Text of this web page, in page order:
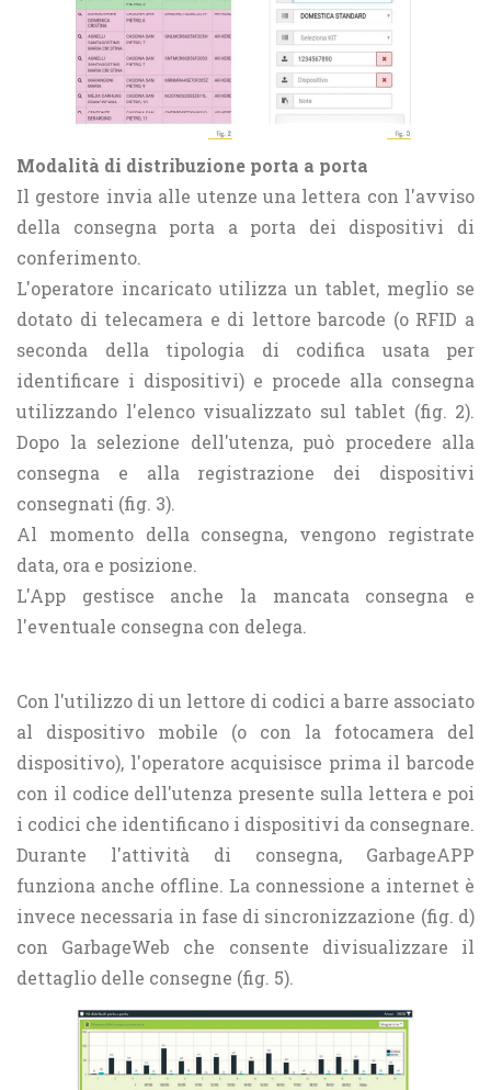
Modalità di distribuzione porta a porta
Il gestore invia alle utenze una lettera con l'avviso
della consegna porta a porta dei dispositivi di
conferimento.
L'operatore incaricato utilizza un tablet, meglio se
dotato di telecamera e di lettore barcode (o RFID a
seconda della tipologia di codifica usata per
identificare i dispositivi) e procede alla consegna
utilizzando l'elenco visualizzato sul tablet (fig. 2).
Dopo la selezione dell'utenza, può procedere alla
consegna e alla registrazione dei dispositivi
consegnati (fig. 3).
Al momento della consegna, vengono registrate
data, ora e posizione.
L'App gestisce anche la mancata consegna e
l'eventuale consegna con delega.
Con l'utilizzo di un lettore di codici a barre associato
al dispositivo mobile (o con la fotocamera del
dispositivo), l'operatore acquisisce prima il barcode
con il codice dell'utenza presente sulla lettera e poi
i codici che identificano i dispositivi da consegnare.
Durante l'attività di consegna, GarbageAPP
funziona anche offline. La connessione a internet è
invece necessaria in fase di sincronizzazione (fig. d)
con GarbageWeb che consente divisualizzare il
dettaglio delle consegne (fig. 5).